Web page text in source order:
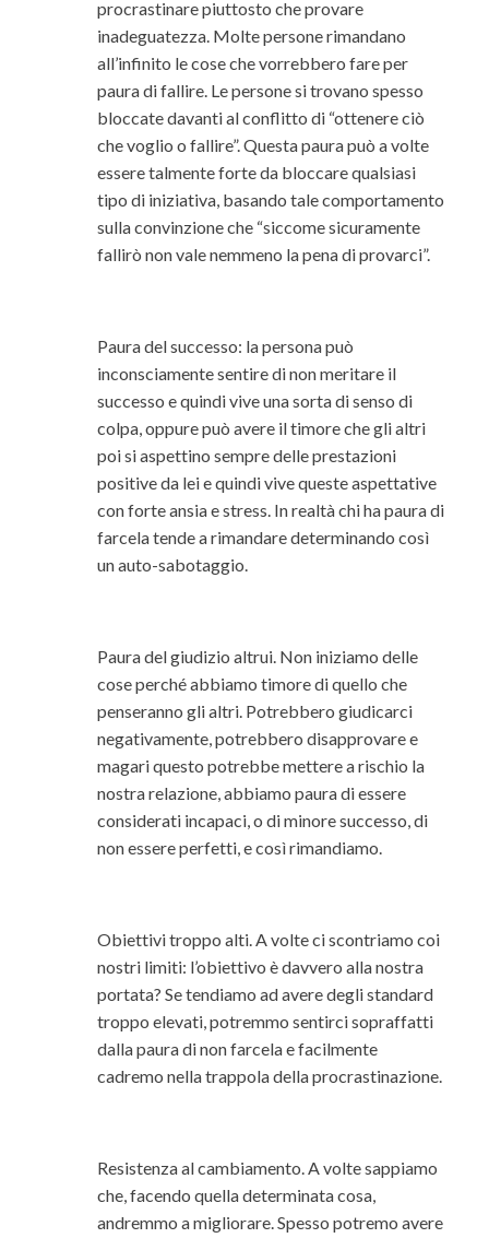
procrastinare piuttosto che provare
inadeguatezza. Molte persone rimandano
all’infinito le cose che vorrebbero fare per
paura di fallire. Le persone si trovano spesso
bloccate davanti al conflitto di “ottenere ciò
che voglio o fallire”. Questa paura può a volte
essere talmente forte da bloccare qualsiasi
tipo di iniziativa, basando tale comportamento
sulla convinzione che “siccome sicuramente
fallirò non vale nemmeno la pena di provarci”.
Paura del successo: la persona può
inconsciamente sentire di non meritare il
successo e quindi vive una sorta di senso di
colpa, oppure può avere il timore che gli altri
poi si aspettino sempre delle prestazioni
positive da lei e quindi vive queste aspettative
con forte ansia e stress. In realtà chi ha paura di
farcela tende a rimandare determinando così
un auto-sabotaggio.
Paura del giudizio altrui. Non iniziamo delle
cose perché abbiamo timore di quello che
penseranno gli altri. Potrebbero giudicarci
negativamente, potrebbero disapprovare e
magari questo potrebbe mettere a rischio la
nostra relazione, abbiamo paura di essere
considerati incapaci, o di minore successo, di
non essere perfetti, e così rimandiamo.
Obiettivi troppo alti. A volte ci scontriamo coi
nostri limiti: l’obiettivo è davvero alla nostra
portata? Se tendiamo ad avere degli standard
troppo elevati, potremmo sentirci sopraffatti
dalla paura di non farcela e facilmente
cadremo nella trappola della procrastinazione.
Resistenza al cambiamento. A volte sappiamo
che, facendo quella determinata cosa,
andremmo a migliorare. Spesso potremo avere